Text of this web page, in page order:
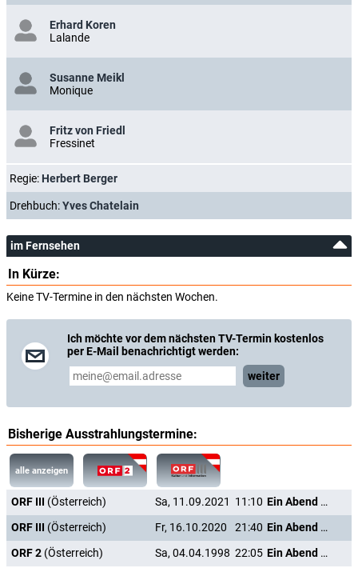
Erhard Koren
Lalande
Susanne Meikl
Monique
Fritz von Friedl
Fressinet
Regie: Herbert Berger
Drehbuch:Yves Chatelain
im Fernsehen
In Kürze:
Keine TV-Termine in den nächsten Wochen.
Ich möchte vor dem nächsten TV-Termin kostenlos
per E-Mail benachrichtigt werden:
weiter
Bisherige Ausstrahlungstermine:
alle anzeigen
ORF III (Österreich) Sa, 11.09.2021 11:10
Ein Abend zu zweit
ORF III (Österreich) Fr, 16.10.2020 21:40
Ein Abend zu zweit
ORF 2 (Österreich) Sa, 04.04.1998 22:05 Ein Abend zu zweit